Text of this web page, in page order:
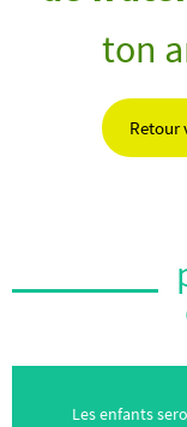
ton
Retour
Les enfants